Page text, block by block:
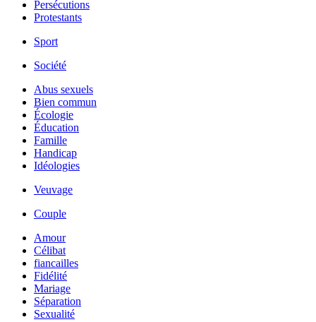
Persécutions
Protestants
Sport
Société
Abus sexuels
Bien commun
Écologie
Éducation
Famille
Handicap
Idéologies
Veuvage
Couple
Amour
Célibat
fiancailles
Fidélité
Mariage
Séparation
Sexualité